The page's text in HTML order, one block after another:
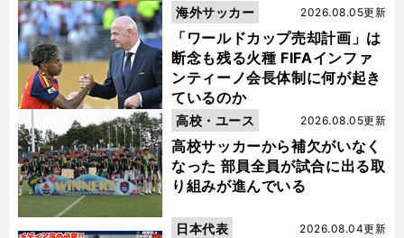
「ワールドカップ売却計画」は
断念も残る火種 FIFAインファ
ンティーノ会長体制に何が起き
ているのか
2026.08.05更新
海外サッカー
高校サッカーから補欠がいなく
なった 部員全員が試合に出る取
り組みが進んでいる
2026.08.05更新
高校・ユース
2026.08.04更新
日本代表